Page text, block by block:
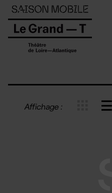
Affichage :
Panneau de gestion des cookies